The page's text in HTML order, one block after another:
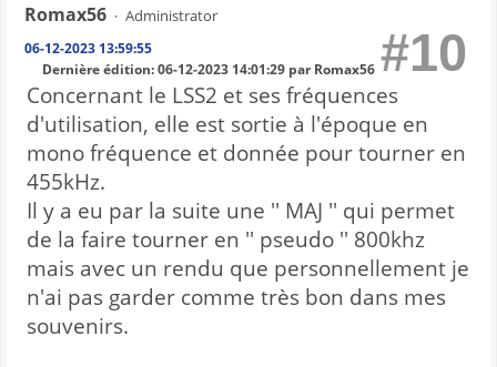
Romax56 Administrator
06-12-2023 13:59:55 #10
Dernière édition: 06-12-2023 14:01:29 par Romax56
Concernant le LSS2 et ses fréquences
d'utilisation, elle est sortie à l'époque en
mono fréquence et donnée pour tourner en
455kHz.
Il y a eu par la suite une '' MAJ '' qui permet
de la faire tourner en '' pseudo '' 800khz
mais avec un rendu que personnellement je
n'ai pas garder comme très bon dans mes
souvenirs.